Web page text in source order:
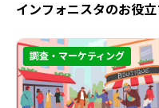
インフォニスタのお役
調査・マーケティング